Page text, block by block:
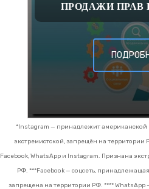
ПРОДАЖИ ПРАВ
*Instagram — принадлежит американской
экстремистской, запрещён на территории
Facebook, WhatsApp и Instagram. Признана
РФ. ***Facebook — соцсеть,
запрещена на территории РФ. ****